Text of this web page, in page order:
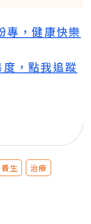
專，健康快樂
，點我追蹤
養生 治療